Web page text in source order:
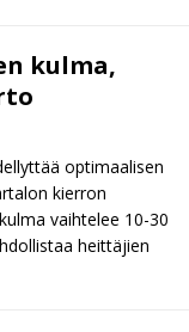
kulma,
optimaalisen
kierron
vaihtelee 10-30
heittäjien